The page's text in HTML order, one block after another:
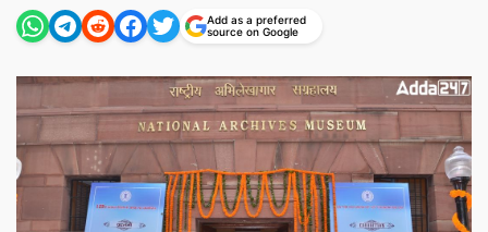
Add as a preferred
source on Google